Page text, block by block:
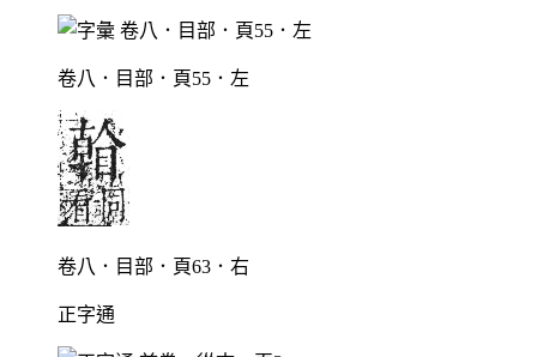
卷八．目部．頁55．左
卷八．目部．頁63．右
正字通